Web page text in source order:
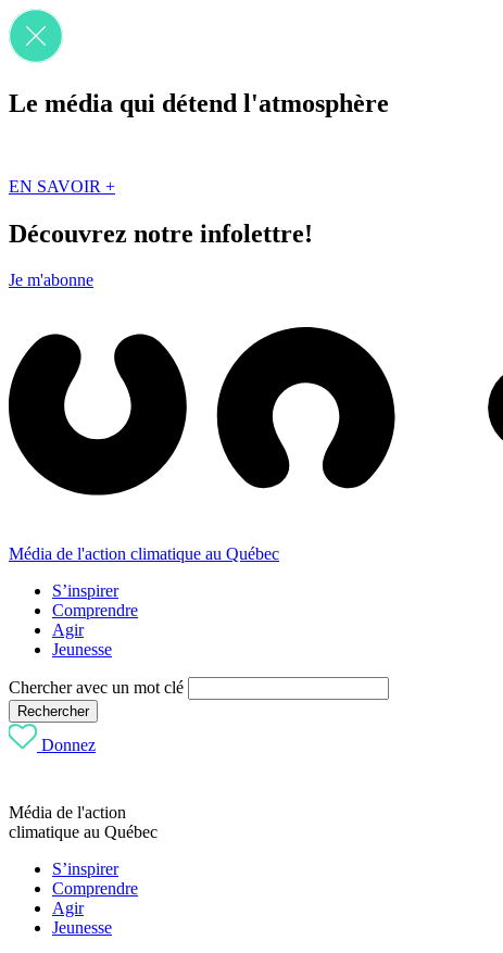
Le média qui détend l'atmosphère
EN SAVOIR +
Découvrez notre infolettre!
Je m'abonne
Média de l'action climatique au Québec
S’inspirer
Comprendre
Agir
Jeunesse
Chercher avec un mot clé
Rechercher
Donnez
Média de l'action
climatique au Québec
S’inspirer
Comprendre
Agir
Jeunesse